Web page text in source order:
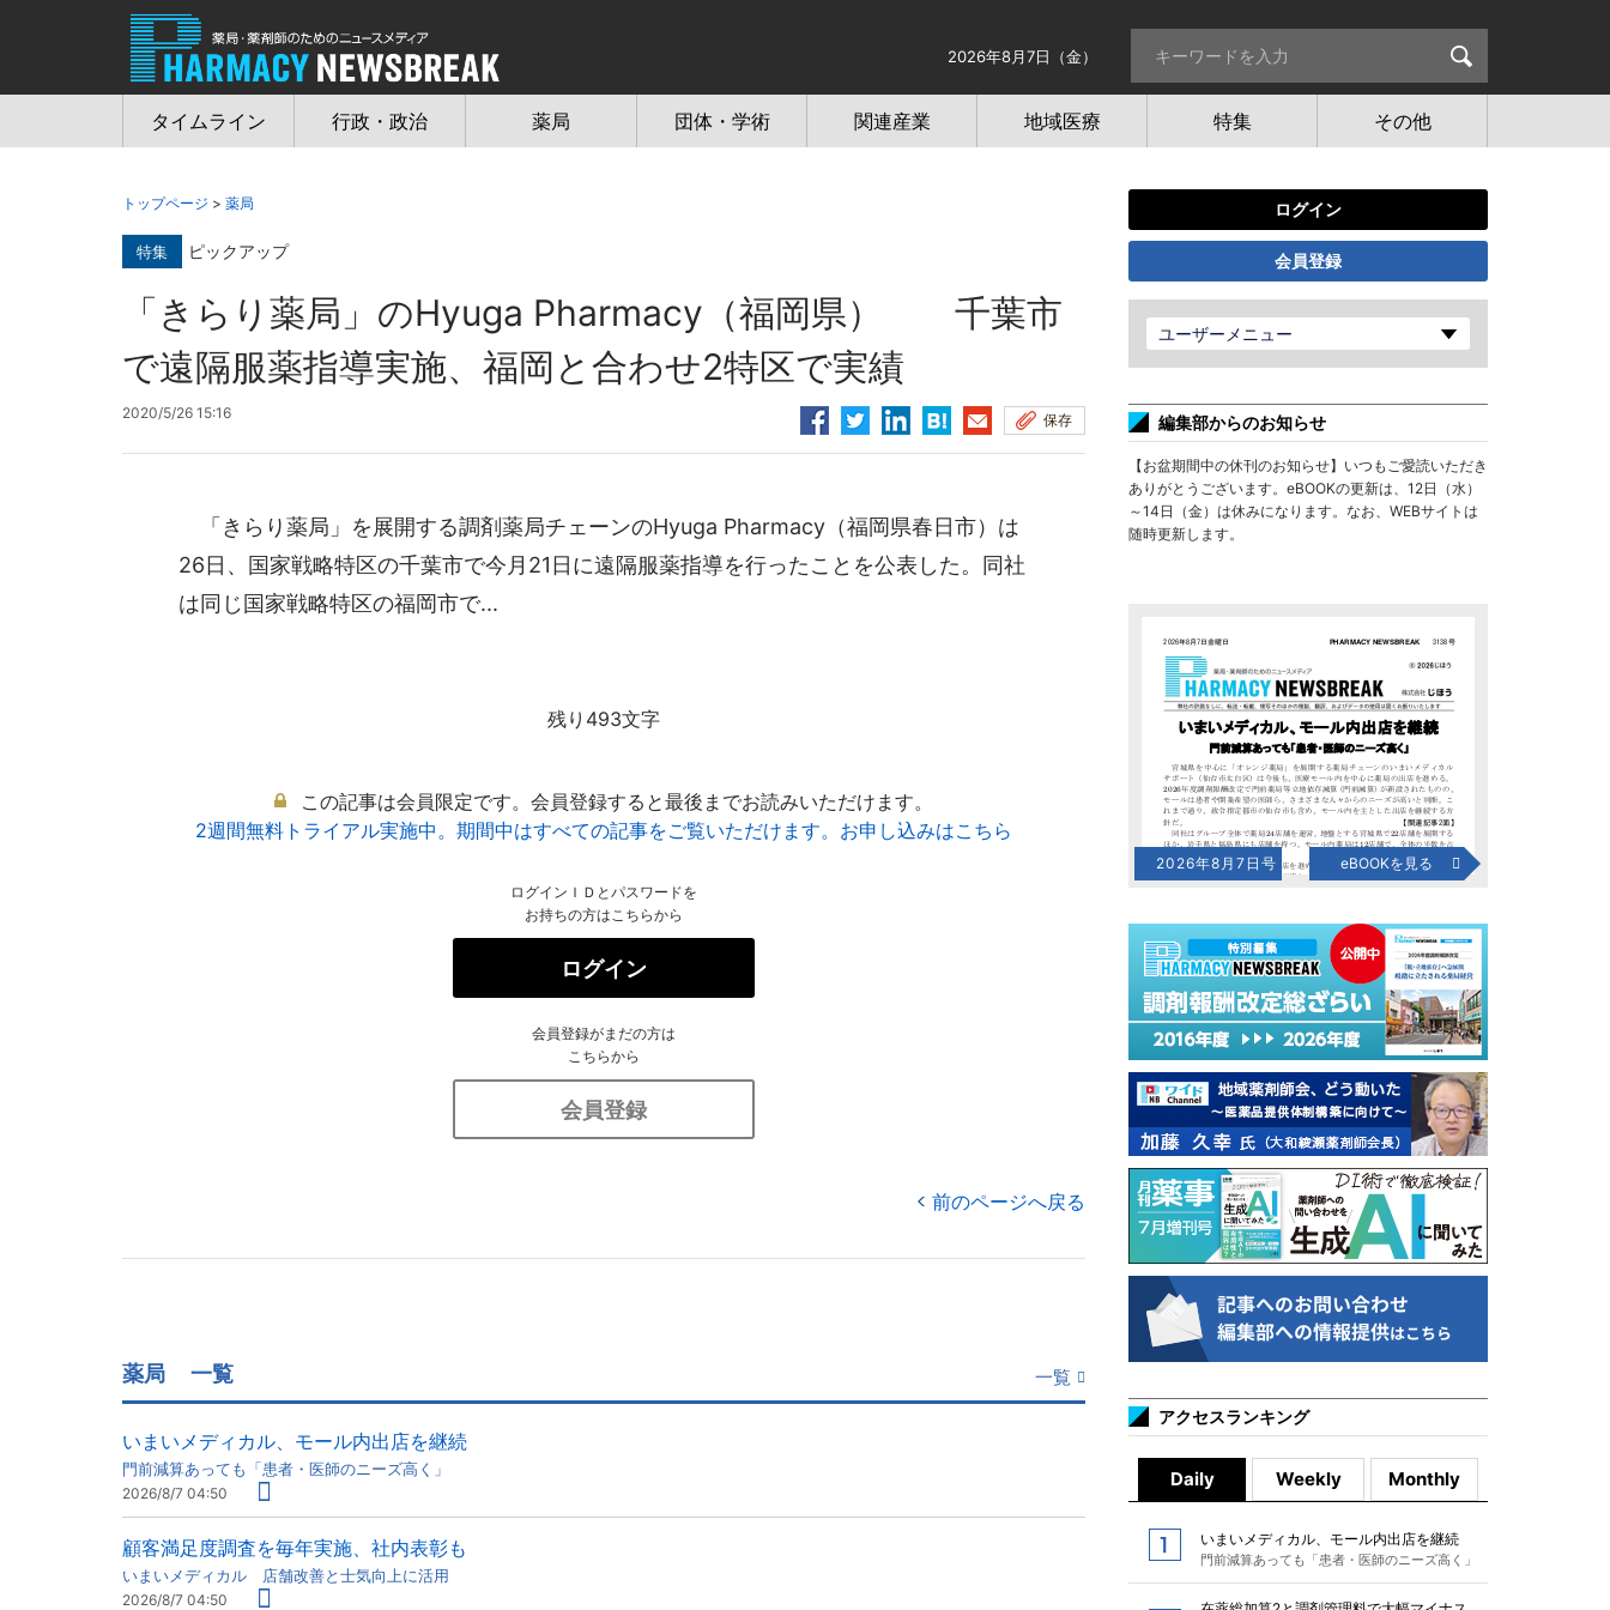
2026年8月7日（金）
タイムライン 行政・政治 薬局 団体・学術 関連産業 地域医療 特集 その他
トップページ > 薬局
特集 ピックアップ
「きらり薬局」のHyuga Pharmacy（福岡県） 千葉市
で遠隔服薬指導実施、福岡と合わせ2特区で実績
2020/5/26 15:16 保存
「きらり薬局」を展開する調剤薬局チェーンのHyuga Pharmacy（福岡県春日市）は
26日、国家戦略特区の千葉市で今月21日に遠隔服薬指導を行ったことを公表した。同社
は同じ国家戦略特区の福岡市で...
残り493文字
この記事は会員限定です。会員登録すると最後までお読みいただけます。
2週間無料トライアル実施中。期間中はすべての記事をご覧いただけます。お申し込みはこちら
ログインＩＤとパスワードを
お持ちの方はこちらから
ログイン
会員登録がまだの方は
こちらから
会員登録
前のページへ戻る
薬局 一覧 一覧
いまいメディカル、モール内出店を継続
門前減算あっても「患者・医師のニーズ高く」
2026/8/7 04:50
顧客満足度調査を毎年実施、社内表彰も
いまいメディカル 店舗改善と士気向上に活用
2026/8/7 04:50
ログイン
会員登録
ユーザーメニュー
編集部からのお知らせ
【お盆期間中の休刊のお知らせ】いつもご愛読いただき
ありがとうございます。eBOOKの更新は、12日（水）
～14日（金）は休みになります。なお、WEBサイトは
随時更新します。
2026年8月7日号 eBOOKを見る
アクセスランキング
Daily Weekly Monthly
いまいメディカル、モール内出店を継続
門前減算あっても「患者・医師のニーズ高く」